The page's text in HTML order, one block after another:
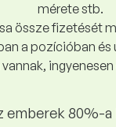
mérete stb.
össze fizetését
a pozícióban és
ingyenesen
emberek 80%-a